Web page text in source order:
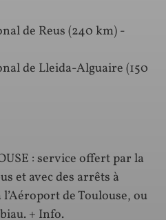
de Reus (240 km) -
de Lleida-Alguaire (150
: service offert par la
et avec des arrêts à
de Toulouse, ou
+ Info.